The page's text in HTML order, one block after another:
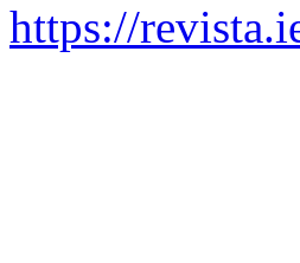
https://